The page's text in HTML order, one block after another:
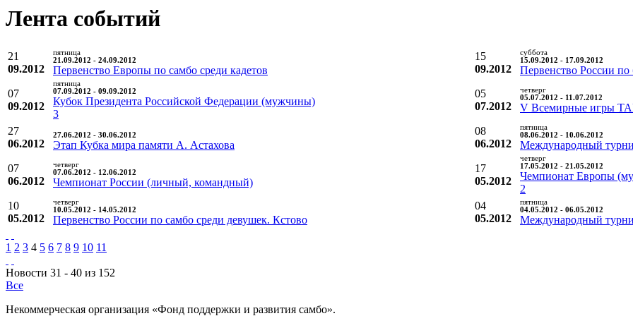
Лента событий
21
09.2012
пятница
21.09.2012 - 24.09.2012
Первенство Европы по самбо среди кадетов
15
09.2012
суббота
15.09.2012 - 17.09.2012
Первенство России
07
09.2012
пятница
07.09.2012 - 09.09.2012
Кубок Президента Российской Федерации (мужчины)
3
05
07.2012
четверг
05.07.2012 - 11.07.2012
V Всемирные игры
27
06.2012
27.06.2012 - 30.06.2012
Этап Кубка мира памяти А. Астахова
08
06.2012
пятница
08.06.2012 - 10.06.2012
Международный
07
06.2012
четверг
07.06.2012 - 12.06.2012
Чемпионат России (личный, командный)
17
05.2012
четверг
17.05.2012 - 21.05.2012
Чемпионат Европы
2
10
05.2012
четверг
10.05.2012 - 14.05.2012
Первенство России по самбо среди девушек. Кстово
04
05.2012
пятница
04.05.2012 - 06.05.2012
Международный
1 2 3 4 5 6 7 8 9 10 11
Новости 31 - 40 из 152
Все
Некоммерческая организация «Фонд поддержки и развития самбо».